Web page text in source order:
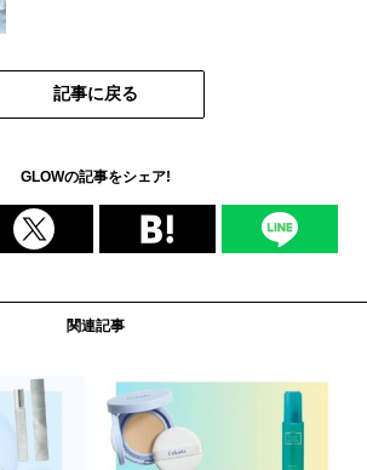
記事に戻る
GLOWの記事をシェア!
関連記事